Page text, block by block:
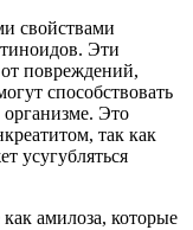
свойствами
Эти
повреждений,
способствовать
Это
так как
усугубляться
амилоза, которые